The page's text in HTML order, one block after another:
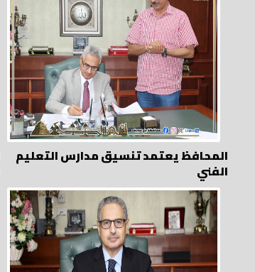
المحافظ يعتمد تنسيق مدارس التعليم
الفني